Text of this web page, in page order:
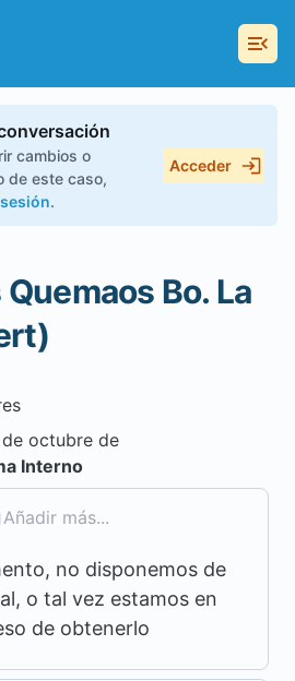
cambios o
de este caso,
.
Acceder
Bo. La
de octubre de
Interno
Añadir más...
no disponemos de
o tal vez estamos en
de obtenerlo